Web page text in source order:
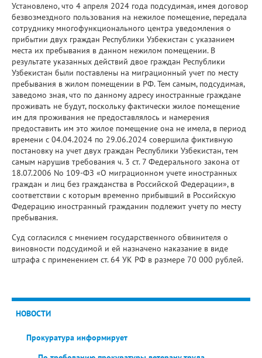
Установлено, что 4 апреля 2024 года подсудимая, имея договор
безвозмездного пользования на нежилое помещение, передала
сотруднику многофункционального центра уведомления о
прибытии двух граждан Республики Узбекистан с указанием
места их пребывания в данном нежилом помещении. В
результате указанных действий двое граждан Республики
Узбекистан были поставлены на миграционный учет по месту
пребывания в жилом помещении в РФ. Тем самым, подсудимая,
заведомо зная, что по данному адресу иностранные граждане
проживать не будут, поскольку фактически жилое помещение
им для проживания не предоставлялось и намерения
предоставить им это жилое помещение она не имела, в период
времени с 04.04.2024 по 29.06.2024 совершила фиктивную
постановку на учет двух граждан Республики Узбекистан, тем
самым нарушив требования ч. 3 ст. 7 Федерального закона от
18.07.2006 No 109-ФЗ «О миграционном учете иностранных
граждан и лиц без гражданства в Российской Федерации», в
соответствии с которым временно прибывший в Российскую
Федерацию иностранный гражданин подлежит учету по месту
пребывания.
Суд согласился с мнением государственного обвинителя о
виновности подсудимой и ей назначено наказание в виде
штрафа с применением ст. 64 УК РФ в размере 70 000 рублей.
НОВОСТИ
Прокуратура информирует